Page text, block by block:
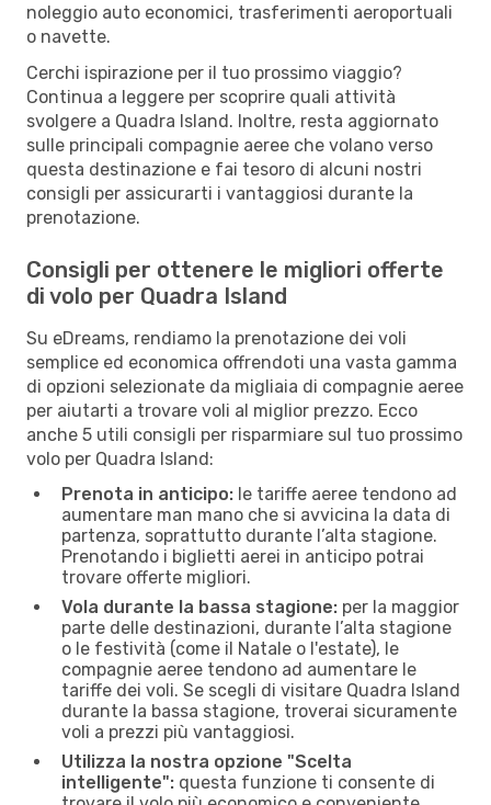
noleggio auto economici, trasferimenti aeroportuali
o navette.
Cerchi ispirazione per il tuo prossimo viaggio?
Continua a leggere per scoprire quali attività
svolgere a Quadra Island. Inoltre, resta aggiornato
sulle principali compagnie aeree che volano verso
questa destinazione e fai tesoro di alcuni nostri
consigli per assicurarti i vantaggiosi durante la
prenotazione.
Consigli per ottenere le migliori offerte
di volo per Quadra Island
Su eDreams, rendiamo la prenotazione dei voli
semplice ed economica offrendoti una vasta gamma
di opzioni selezionate da migliaia di compagnie aeree
per aiutarti a trovare voli al miglior prezzo. Ecco
anche 5 utili consigli per risparmiare sul tuo prossimo
volo per Quadra Island:
Prenota in anticipo: le tariffe aeree tendono ad
aumentare man mano che si avvicina la data di
partenza, soprattutto durante l’alta stagione.
Prenotando i biglietti aerei in anticipo potrai
trovare offerte migliori.
Vola durante la bassa stagione: per la maggior
parte delle destinazioni, durante l’alta stagione
o le festività (come il Natale o l'estate), le
compagnie aeree tendono ad aumentare le
tariffe dei voli. Se scegli di visitare Quadra Island
durante la bassa stagione, troverai sicuramente
voli a prezzi più vantaggiosi.
Utilizza la nostra opzione "Scelta
intelligente": questa funzione ti consente di